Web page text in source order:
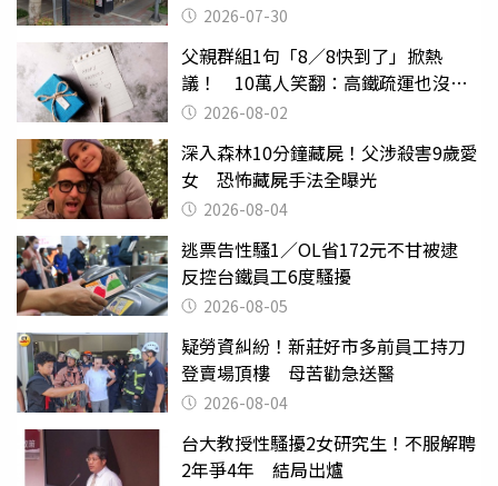
2026-07-30
父親群組1句「8／8快到了」掀熱
議！ 10萬人笑翻：高鐵疏運也沒列
父親節
2026-08-02
深入森林10分鐘藏屍！父涉殺害9歲愛
女 恐怖藏屍手法全曝光
2026-08-04
逃票告性騷1／OL省172元不甘被逮
反控台鐵員工6度騷擾
2026-08-05
疑勞資糾紛！新莊好市多前員工持刀
登賣場頂樓 母苦勸急送醫
2026-08-04
台大教授性騷擾2女研究生！不服解聘
2年爭4年 結局出爐